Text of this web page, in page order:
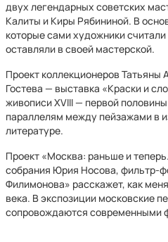
двух легендарных советских
Калиты и Киры Рябининой. В
которые сами художники
оставляли в своей мастерской.
Проект коллекционеров Татьяны
Гостева — выставка «Краски и
живописи XVIII — первой
параллелям между пейзажами в
литературе.
Проект «Москва: раньше и
собрания Юрия Носова, фильтр-
Филимонова» расскажет, как
века. В экспозиции московские
сопровождаются современными